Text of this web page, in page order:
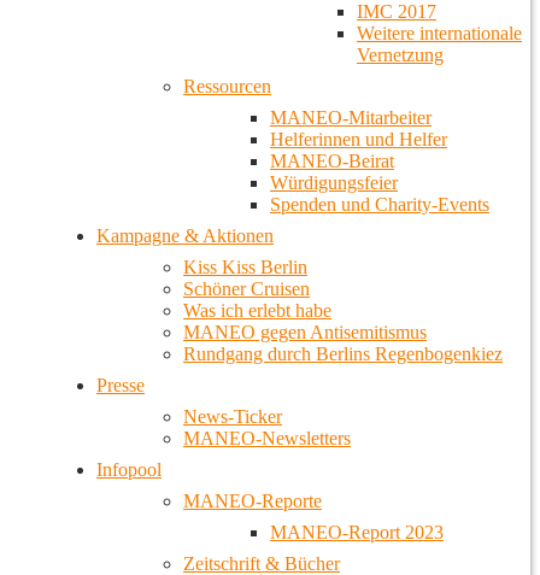
IMC 2017
Weitere internationale
Vernetzung
Ressourcen
MANEO-Mitarbeiter
Helferinnen und Helfer
MANEO-Beirat
Würdigungsfeier
Spenden und Charity-Events
Kampagne & Aktionen
Kiss Kiss Berlin
Schöner Cruisen
Was ich erlebt habe
MANEO gegen Antisemitismus
Rundgang durch Berlins Regenbogenkiez
Presse
News-Ticker
MANEO-Newsletters
Infopool
MANEO-Reporte
MANEO-Report 2023
Zeitschrift & Bücher